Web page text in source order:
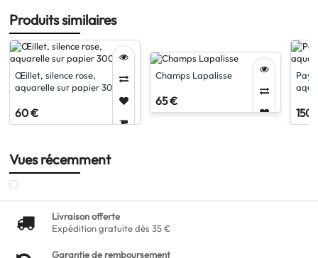
Produits similaires
Œillet, silence rose,
aquarelle sur papier 300 gr
60 €
Champs Lapalisse
65 €
150
Vues récemment
Livraison offerte
Expédition gratuite dès 35 €
Garantie de remboursement